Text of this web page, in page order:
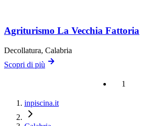
Agriturismo La Vecchia Fattoria
Decollatura, Calabria
Scopri di più
1
inpiscina.it